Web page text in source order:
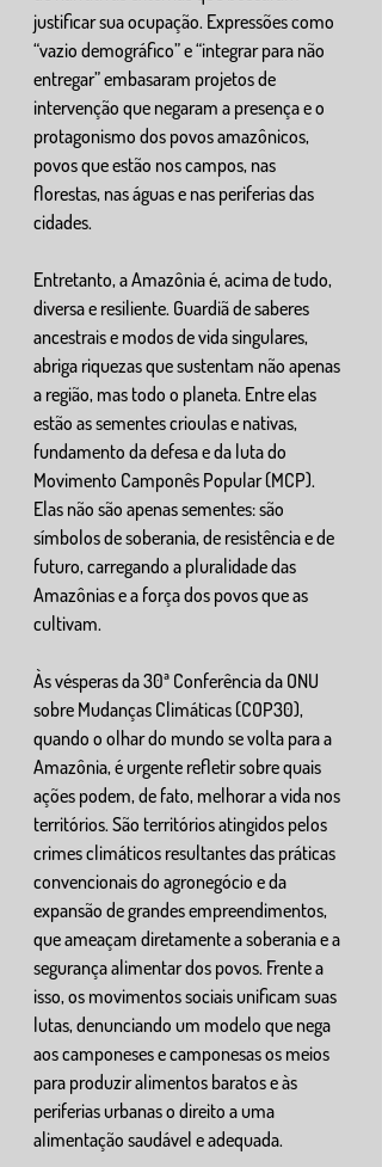
justificar sua ocupação. Expressões como
“vazio demográfico” e “integrar para não
entregar” embasaram projetos de
intervenção que negaram a presença e o
protagonismo dos povos amazônicos,
povos que estão nos campos, nas
florestas, nas águas e nas periferias das
cidades.
Entretanto, a Amazônia é, acima de tudo,
diversa e resiliente. Guardiã de saberes
ancestrais e modos de vida singulares,
abriga riquezas que sustentam não apenas
a região, mas todo o planeta. Entre elas
estão as sementes crioulas e nativas,
fundamento da defesa e da luta do
Movimento Camponês Popular (MCP).
Elas não são apenas sementes: são
símbolos de soberania, de resistência e de
futuro, carregando a pluralidade das
Amazônias e a força dos povos que as
cultivam.
Às vésperas da 30ª Conferência da ONU
sobre Mudanças Climáticas (COP30),
quando o olhar do mundo se volta para a
Amazônia, é urgente refletir sobre quais
ações podem, de fato, melhorar a vida nos
territórios. São territórios atingidos pelos
crimes climáticos resultantes das práticas
convencionais do agronegócio e da
expansão de grandes empreendimentos,
que ameaçam diretamente a soberania e a
segurança alimentar dos povos. Frente a
isso, os movimentos sociais unificam suas
lutas, denunciando um modelo que nega
aos camponeses e camponesas os meios
para produzir alimentos baratos e às
periferias urbanas o direito a uma
alimentação saudável e adequada.